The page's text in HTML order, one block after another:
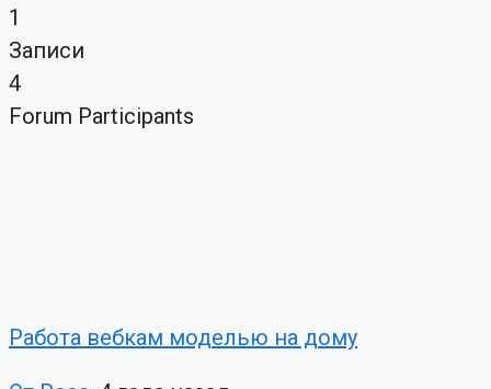
1
Записи
4
Forum Participants
Работа вебкам моделью на дому